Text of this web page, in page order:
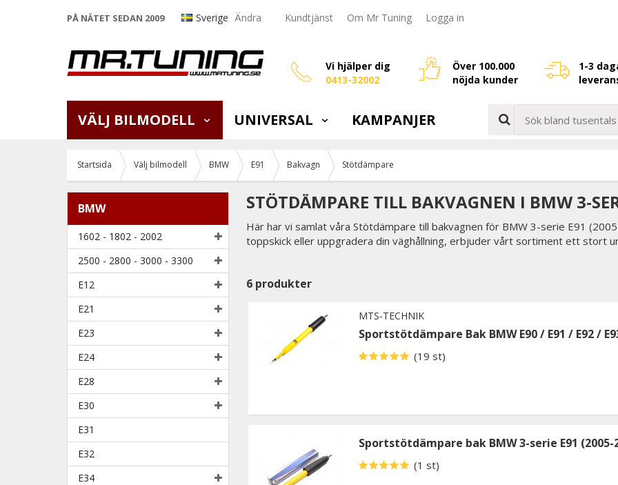
PÅ NÄTET SEDAN 2009 Sverige Ändra Kundtjänst Om Mr Tuning Logga in
Vi hjälper dig
0413-32002
Över 100.000
nöjda kunder
1-3
VÄLJ BILMODELL UNIVERSAL KAMPANJER
Startsida Välj bilmodell BMW E91 Bakvagn Stötdämpare
BMW
1602 - 1802 - 2002
2500 - 2800 - 3000 - 3300
E12
E21
E23
E24
E28
E30
E31
E32
E34
STÖTDÄMPARE TILL BAKVAGNEN I BMW 3-
Här har vi samlat våra Stötdämpare till bakvagnen för BMW 3-serie E91
toppskick eller uppgradera din väghållning, erbjuder vårt sortiment ett stort
6 produkter
MTS-TECHNIK
Sportstötdämpare Bak BMW E90 / E91 / E92 /
(19 st)
Sportstötdämpare bak BMW 3-serie E91 (2005-
(1 st)